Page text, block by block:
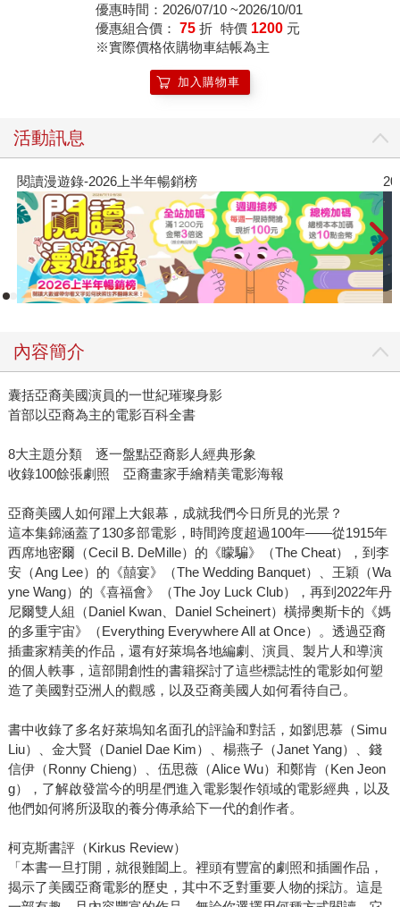
優惠時間：2026/07/10 ~2026/10/01
優惠組合價： 75 折 特價 1200 元
※實際價格依購物車結帳為主
加入購物車
活動訊息
閱讀漫遊錄-2026上半年暢銷榜
內容簡介
囊括亞裔美國演員的一世紀璀璨身影
首部以亞裔為主的電影百科全書
8大主題分類 逐一盤點亞裔影人經典形象
收錄100餘張劇照 亞裔畫家手繪精美電影海報
亞裔美國人如何躍上大銀幕，成就我們今日所見的光景？
這本集錦涵蓋了130多部電影，時間跨度超過100年——從1915年
西席地密爾（Cecil B. DeMille）的《矇騙》（The Cheat），到李
安（Ang Lee）的《囍宴》（The Wedding Banquet）、王穎（Wa
yne Wang）的《喜福會》（The Joy Luck Club），再到2022年丹
尼爾雙人組（Daniel Kwan、Daniel Scheinert）橫掃奧斯卡的《媽
的多重宇宙》（Everything Everywhere All at Once）。透過亞裔
插畫家精美的作品，還有好萊塢各地編劇、演員、製片人和導演
的個人軼事，這部開創性的書籍探討了這些標誌性的電影如何塑
造了美國對亞洲人的觀感，以及亞裔美國人如何看待自己。
書中收錄了多名好萊塢知名面孔的評論和對話，如劉思慕（Simu
Liu）、金大賢（Daniel Dae Kim）、楊燕子（Janet Yang）、錢
信伊（Ronny Chieng）、伍思薇（Alice Wu）和鄭肯（Ken Jeon
g），了解啟發當今的明星們進入電影製作領域的電影經典，以及
他們如何將所汲取的養分傳承給下一代的創作者。
柯克斯書評（Kirkus Review）
「本書一旦打開，就很難闔上。裡頭有豐富的劇照和插圖作品，
揭示了美國亞裔電影的歷史，其中不乏對重要人物的採訪。這是